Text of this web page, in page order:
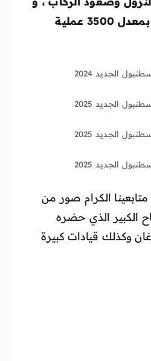
250 شركة طيران بمعدل 3500 عملية
الجديد 2024
الجديد 2025
الجديد 2025
الجديد 2025
الكرام صور من
الكبير الذي حضره
وكذلك قيادات كبيرة